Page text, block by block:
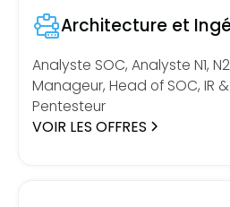
Architecture et
Analyste SOC, Analyste N1,
Manageur, Head of SOC, IR
Pentesteur
VOIR LES OFFRES